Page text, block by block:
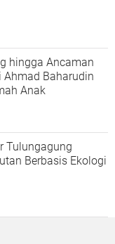
hingga Ancaman
Ahmad Baharudin
Anak
Tulungagung
Berbasis Ekologi